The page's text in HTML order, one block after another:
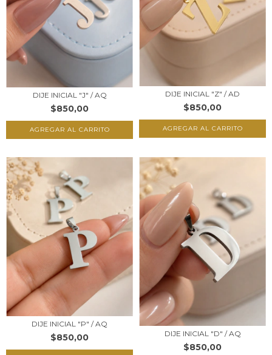
DIJE INICIAL "J" / AQ
$850,00
DIJE INICIAL "Z" / AD
$850,00
DIJE INICIAL "P" / AQ
$850,00 DIJE INICIAL "D" / AQ
$850,00